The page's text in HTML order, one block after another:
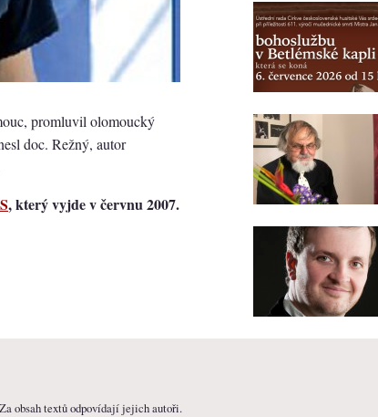
promluvil olomoucký
doc. Režný, autor
, který vyjde v červnu 2007.
obsah textů odpovídají jejich autoři.